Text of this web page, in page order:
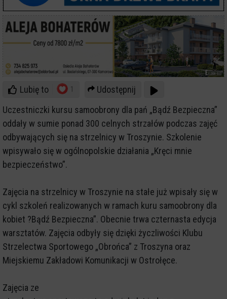
Lubię to 1
Udostępnij
Uczestniczki kursu samoobrony dla pań „Bądź Bezpieczna”
oddały w sumie ponad 300 celnych strzałów podczas zajęć
odbywających się na strzelnicy w Troszynie. Szkolenie
wpisywało się w ogólnopolskie działania „Kręci mnie
bezpieczeństwo”.
Zajęcia na strzelnicy w Troszynie na stałe już wpisały się w
cykl szkoleń realizowanych w ramach kuru samoobrony dla
kobiet ?Bądź Bezpieczna”. Obecnie trwa czternasta edycja
warsztatów. Zajęcia odbyły się dzięki życzliwości Klubu
Strzelectwa Sportowego „Obrońca” z Troszyna oraz
Miejskiemu Zakładowi Komunikacji w Ostrołęce.
Zajęcia ze